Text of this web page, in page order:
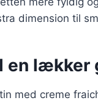
dimension til
en lækker
med creme